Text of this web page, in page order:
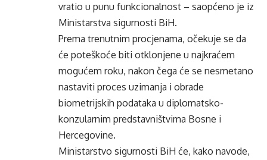
vratio u punu funkcionalnost – saopćeno je iz
Ministarstva sigurnosti BiH.
Prema trenutnim procjenama, očekuje se da
će poteškoće biti otklonjene u najkraćem
mogućem roku, nakon čega će se nesmetano
nastaviti proces uzimanja i obrade
biometrijskih podataka u diplomatsko-
konzularnim predstavništvima Bosne i
Hercegovine.
Ministarstvo sigurnosti BiH će, kako navode,